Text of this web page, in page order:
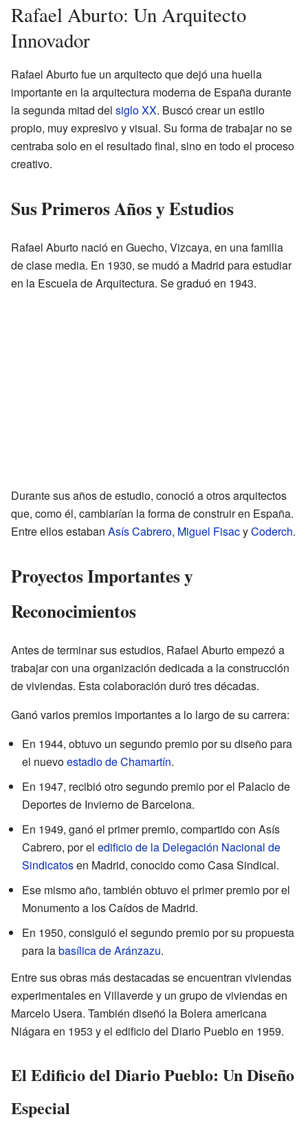
Rafael Aburto: Un Arquitecto
Innovador
Rafael Aburto fue un arquitecto que dejó una huella
importante en la arquitectura moderna de España durante
la segunda mitad del siglo XX. Buscó crear un estilo
propio, muy expresivo y visual. Su forma de trabajar no se
centraba solo en el resultado final, sino en todo el proceso
creativo.
Sus Primeros Años y Estudios
Rafael Aburto nació en Guecho, Vizcaya, en una familia
de clase media. En 1930, se mudó a Madrid para estudiar
en la Escuela de Arquitectura. Se graduó en 1943.
Durante sus años de estudio, conoció a otros arquitectos
que, como él, cambiarían la forma de construir en España.
Entre ellos estaban Asís Cabrero, Miguel FisacyCoderch.
Proyectos Importantes y
Reconocimientos
Antes de terminar sus estudios, Rafael Aburto empezó a
trabajar con una organización dedicada a la construcción
de viviendas. Esta colaboración duró tres décadas.
Ganó varios premios importantes a lo largo de su carrera:
En 1944, obtuvo un segundo premio por su diseño para
el nuevoestadio de Chamartín.
En 1947, recibió otro segundo premio por el Palacio de
Deportes de Invierno de Barcelona.
En 1949, ganó el primer premio, compartido con Asís
Cabrero, por el edificio de la Delegación Nacional de
Sindicatosen Madrid, conocido como Casa Sindical.
Ese mismo año, también obtuvo el primer premio por el
Monumento a los Caídos de Madrid.
En 1950, consiguió el segundo premio por su propuesta
para labasílica de Aránzazu.
Entre sus obras más destacadas se encuentran viviendas
experimentales en Villaverde y un grupo de viviendas en
Marcelo Usera. También diseñó la Bolera americana
Niágara en 1953 y el edificio del Diario Pueblo en 1959.
El Edificio del Diario Pueblo: Un Diseño
Especial